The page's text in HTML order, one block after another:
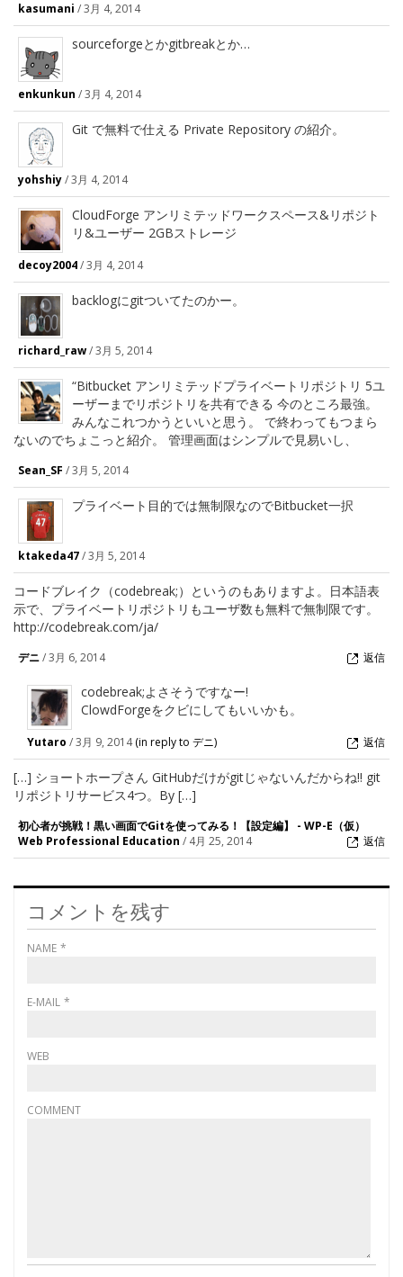
kasumani /3月 4, 2014
sourceforgeとかgitbreakとか…
enkunkun /3月 4, 2014
Git で無料で仕える Private Repository の紹介。
yohshiy/3月 4, 2014
CloudForge アンリミテッドワークスペース&リポジト
リ&ユーザー 2GBストレージ
decoy2004/3月 4, 2014
backlogにgitついてたのかー。
richard_raw/3月 5, 2014
“Bitbucket アンリミテッドプライベートリポジトリ 5ユ
ーザーまでリポジトリを共有できる 今のところ最強。
みんなこれつかうといいと思う。 で終わってもつまら
ないのでちょこっと紹介。 管理画面はシンプルで見易いし、
Sean_SF /3月 5, 2014
プライベート目的では無制限なのでBitbucket一択
ktakeda47/3月 5, 2014
コードブレイク（codebreak;）というのもありますよ。日本語表
示で、プライベートリポジトリもユーザ数も無料で無制限です。
http://codebreak.com/ja/
デニ/3月 6, 2014 返信
codebreak;よさそうですなー!
ClowdForgeをクビにしてもいいかも。
Yutaro /3月 9, 2014 (in reply to デニ) 返信
[…] ショートホープさん GitHubだけがgitじゃないんだからね!! git
リポジトリサービス4つ。By […]
初心者が挑戦！黒い画面でGitを使ってみる！【設定編】 - WP-E（仮）
Web Professional Education / 4月 25, 2014 返信
コメントを残す
NAME *
E-MAIL *
WEB
COMMENT